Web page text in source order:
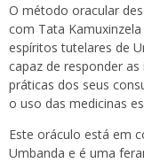
O método oracular
com Tata
espíritos tutelares de
capaz de responder
práticas dos seus
o uso das medicinas
Este oráculo está em
Umbanda e é uma